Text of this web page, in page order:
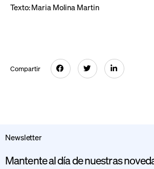
Texto:Maria Molina Martin
Compartir
Newsletter
Mantente al día de nuestras